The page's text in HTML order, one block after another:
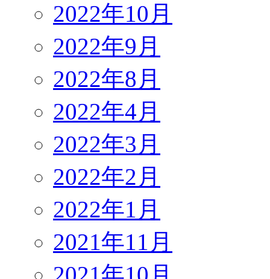
2022年10月
2022年9月
2022年8月
2022年4月
2022年3月
2022年2月
2022年1月
2021年11月